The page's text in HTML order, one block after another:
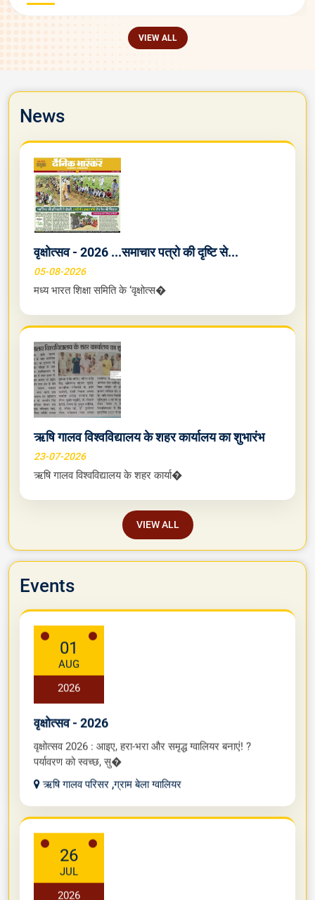
VIEW ALL
News
वृक्षोत्सव - 2026 ...समाचार पत्रो की दृष्टि से...
05-08-2026
मध्य भारत शिक्षा समिति के ‘वृक्षोत्स�
ऋषि गालव विश्वविद्यालय के शहर कार्यालय का शुभारंभ
23-07-2026
ऋषि गालव विश्वविद्यालय के शहर कार्या�
VIEW ALL
Events
01
AUG
2026
वृक्षोत्सव - 2026
वृक्षोत्सव 2026 : आइए, हरा-भरा और समृद्ध ग्वालियर बनाएं! ?
पर्यावरण को स्वच्छ, सु�
ऋषि गालव परिसर ,ग्राम बेला ग्वालियर
26
JUL
2026